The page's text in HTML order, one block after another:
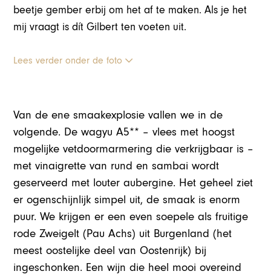
beetje gember erbij om het af te maken. Als je het
mij vraagt is dít Gilbert ten voeten uit.
Lees verder onder de foto
Van de ene smaakexplosie vallen we in de
volgende. De wagyu A5** – vlees met hoogst
mogelijke vetdoormarmering die verkrijgbaar is –
met vinaigrette van rund en sambai wordt
geserveerd met louter aubergine. Het geheel ziet
er ogenschijnlijk simpel uit, de smaak is enorm
puur. We krijgen er een even soepele als fruitige
rode Zweigelt (Pau Achs) uit Burgenland (het
meest oostelijke deel van Oostenrijk) bij
ingeschonken. Een wijn die heel mooi overeind